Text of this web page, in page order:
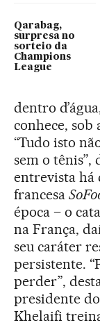
Qarabag,
surpresa no
sorteio da
Champions
League
dentro
conhece, sob
“Tudo isto
sem o tênis”,
entrevista há
francesa
época – o
na França,
seu caráter
persistente.
perder”,
presidente
Khelaifi